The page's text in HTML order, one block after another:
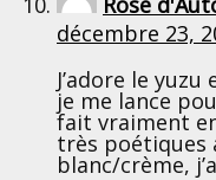
décembre 23,
J’adore le
je me lance
fait vraiment
très poétiques
blanc/crème,